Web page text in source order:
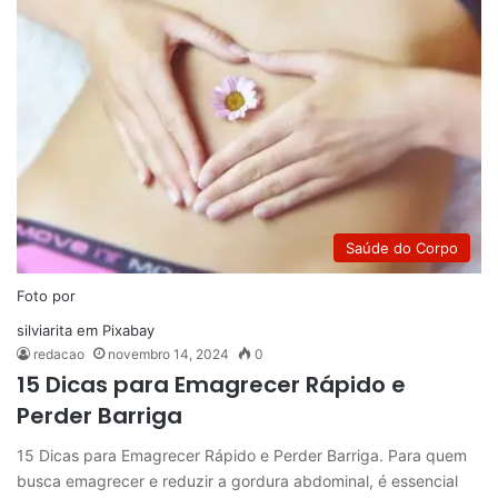
Saúde do Corpo
Foto por
silviarita em Pixabay
redacao novembro 14, 2024 0
15 Dicas para Emagrecer Rápido e
Perder Barriga
15 Dicas para Emagrecer Rápido e Perder Barriga. Para quem
busca emagrecer e reduzir a gordura abdominal, é essencial